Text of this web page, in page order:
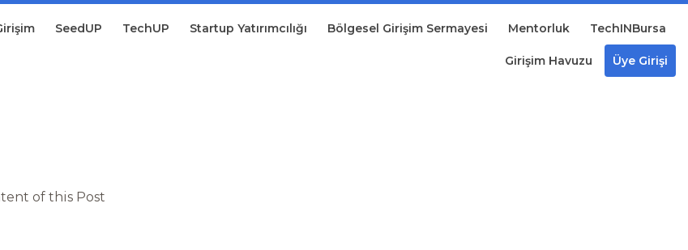
SeedUP TechUP Startup Yatırımcılığı Bölgesel Girişim Sermayesi Mentorluk TechINBursa
Girişim Havuzu Üye Girişi
of this Post